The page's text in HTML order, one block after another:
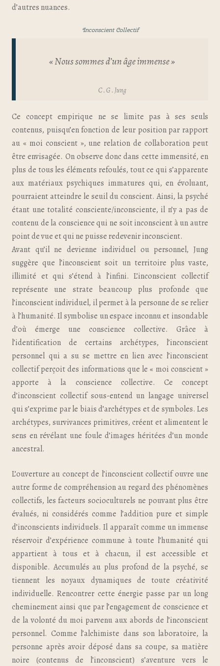
d’autres nuances.
Inconscient Collectif
« Nous sommes d’un âge immense »
C . G . Jung
Ce concept empirique ne se limite pas à ses seuls
contenus, puisqu’en fonction de leur position par rapport
au « moi conscient », une relation de collaboration peut
être envisagée. On observe donc dans cette immensité, en
plus de tous les éléments refoulés, tout ce qui s’apparente
aux matériaux psychiques immatures qui, en évoluant,
pourraient atteindre le seuil du conscient. Ainsi, la psyché
étant une totalité consciente/inconsciente, il n’y a pas de
contenu de la conscience qui ne soit inconscient à un autre
point de vue et qui ne puisse redevenir inconscient.
Avant qu’il ne devienne individuel ou personnel, Jung
suggère que l’inconscient soit un territoire plus vaste,
illimité et qui s’étend à l’infini. L’inconscient collectif
représente une strate beaucoup plus profonde que
l’inconscient individuel, il permet à la personne de se relier
à l’humanité. Il symbolise un espace inconnu et insondable
d’où émerge une conscience collective. Grâce à
l’identification de certains archétypes, l’inconscient
personnel qui a su se mettre en lien avec l’inconscient
collectif perçoit des informations que le « moi conscient »
apporte à la conscience collective. Ce concept
d’inconscient collectif sous-entend un langage universel
qui s’exprime par le biais d’archétypes et de symboles. Les
archétypes, survivances primitives, créent et alimentent le
sens en révélant une foule d’images héritées d’un monde
ancestral.
L’ouverture au concept de l’inconscient collectif ouvre une
autre forme de compréhension au regard des phénomènes
collectifs, les facteurs socioculturels ne pouvant plus être
évalués, ni considérés comme l’addition pure et simple
d’inconscients individuels. Il apparaît comme un immense
réservoir d’expérience commune à toute l’humanité qui
appartient à tous et à chacun, il est accessible et
disponible. Accumulés au plus profond de la psyché, se
tiennent les noyaux dynamiques de toute créativité
individuelle. Rencontrer cette énergie passe par un long
cheminement ainsi que par l’engagement de conscience et
de la volonté du moi parvenu aux abords de l’inconscient
personnel. Comme l’alchimiste dans son laboratoire, la
personne après avoir déposé dans sa coupe, sa matière
noire (contenus de l’inconscient) s’aventure vers le